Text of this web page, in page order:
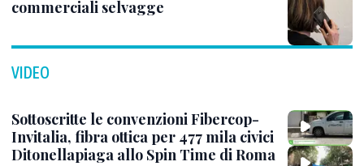
commerciali selvagge
VIDEO
Sottoscritte le convenzioni Fibercop-
Invitalia, fibra ottica per 477 mila civici
Ditonellapiaga allo Spin Time di Roma